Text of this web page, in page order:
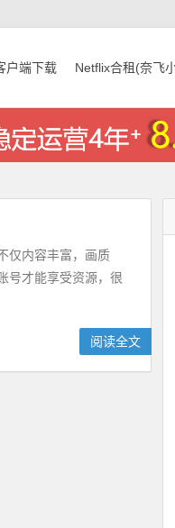
户端下载 Netflix合租(奈飞
仅内容丰富，画质
号才能享受资源，很
阅读全文